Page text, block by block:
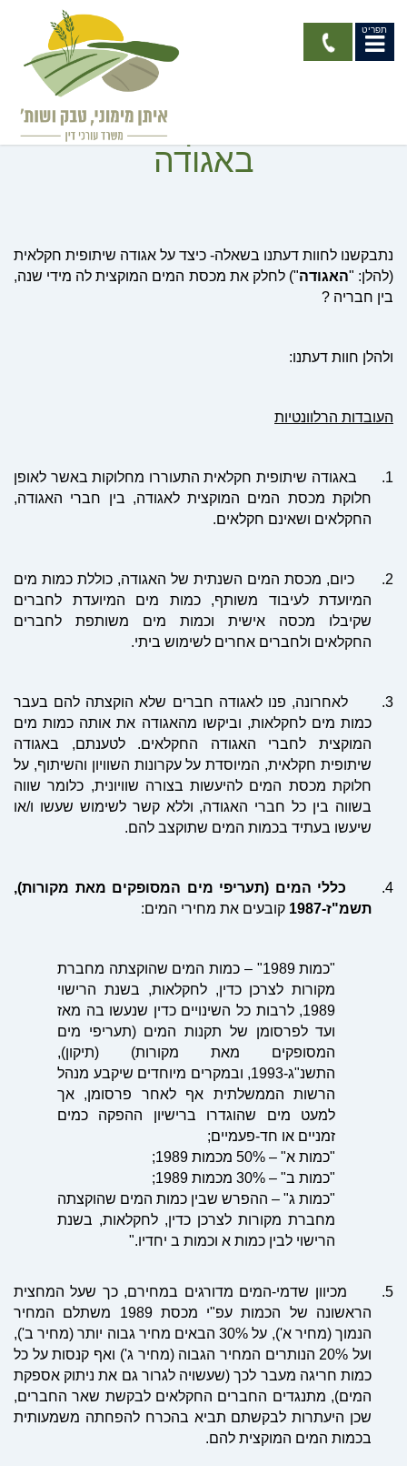
תפריט
חלוקת מכסת מים באגודה
שיתופית בין החברים
באגודה
נתבקשנו לחוות דעתנו בשאלה- כיצד על אגודה שיתופית חקלאית
(להלן: "האגודה") לחלק את מכסת המים המוקצית לה מידי שנה,
בין חבריה ?
ולהלן חוות דעתנו:
העובדות הרלוונטיות
1.
באגודה שיתופית חקלאית התעוררו מחלוקות באשר לאופן
חלוקת מכסת המים המוקצית לאגודה, בין חברי האגודה,
החקלאים ושאינם חקלאים.
2.
כיום, מכסת המים השנתית של האגודה, כוללת כמות מים
המיועדת לעיבוד משותף, כמות מים המיועדת לחברים
שקיבלו מכסה אישית וכמות מים משותפת לחברים
החקלאים ולחברים אחרים לשימוש ביתי.
3.
לאחרונה, פנו לאגודה חברים שלא הוקצתה להם בעבר
כמות מים לחקלאות, וביקשו מהאגודה את אותה כמות מים
המוקצית לחברי האגודה החקלאים. לטענתם, באגודה
שיתופית חקלאית, המיוסדת על עקרונות השוויון והשיתוף, על
חלוקת מכסת המים להיעשות בצורה שוויונית, כלומר שווה
בשווה בין כל חברי האגודה, וללא קשר לשימוש שעשו ו/או
שיעשו בעתיד בכמות המים שתוקצב להם.
4.
כללי המים (תעריפי מים המסופקים מאת מקורות),
תשמ"ז-1987
קובעים את מחירי המים:
"כמות 1989" – כמות המים שהוקצתה מחברת
מקורות לצרכן כדין, לחקלאות, בשנת הרישוי
1989, לרבות כל השינויים כדין שנעשו בה מאז
ועד לפרסומן של תקנות המים (תעריפי מים
המסופקים מאת מקורות) (תיקון),
התשנ"ג-1993, ובמקרים מיוחדים שיקבע מנהל
הרשות הממשלתית אף לאחר פרסומן, אך
למעט מים שהוגדרו ברישיון ההפקה כמים
זמניים או חד-פעמיים;
"כמות א" – 50% מכמות 1989;
"כמות ב" – 30% מכמות 1989;
"כמות ג" – ההפרש שבין כמות המים שהוקצתה
מחברת מקורות לצרכן כדין, לחקלאות, בשנת
הרישוי לבין כמות א וכמות ב יחדיו."
5.
מכיוון שדמי-המים מדורגים במחירם, כך שעל המחצית
הראשונה של הכמות עפ"י מכסת 1989 משתלם המחיר
הנמוך (מחיר
א'), על 30% הבאים מחיר גבוה יותר (מחיר ב'),
ועל 20% הנותרים המחיר הגבוה (מחיר
ג') ואף קנסות על כל
כמות חריגה מעבר לכך (שעשויה לגרור גם את ניתוק אספקת
המים), מתנגדים החברים החקלאים לבקשת שאר החברים,
שכן היעתרות לבקשתם תביא בהכרח להפחתה משמעותית
בכמות המים המוקצית להם.